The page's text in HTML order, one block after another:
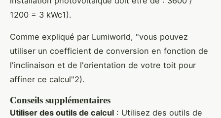
1200 = 3 kWc1).
Comme expliqué par Lumiworld, "vous pouvez
utiliser un coefficient de conversion en fonction de
l'inclinaison et de l'orientation de votre toit pour
affiner ce calcul"2).
Conseils supplémentaires
Utiliser des outils de calcul : Utilisez des outils de